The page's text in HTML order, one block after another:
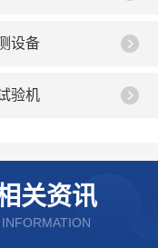
设备
验机
关资讯
INFORMATION